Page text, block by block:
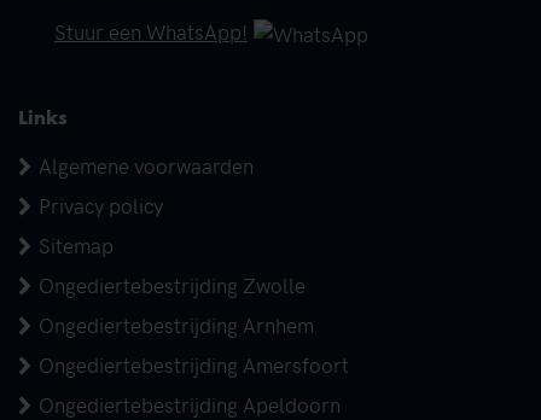
Telefoonnummer
Stuur een WhatsApp!
Links
Algemene voorwaarden
Privacy policy
Sitemap
Ongediertebestrijding Zwolle
Ongediertebestrijding Arnhem
Ongediertebestrijding Amersfoort
Ongediertebestrijding Apeldoorn